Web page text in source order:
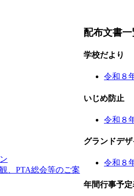
、PTA総会等のご案
配布文書一
学校だより
令和８
いじめ防止
令和８
グランドデ
令和８
年間行事予定